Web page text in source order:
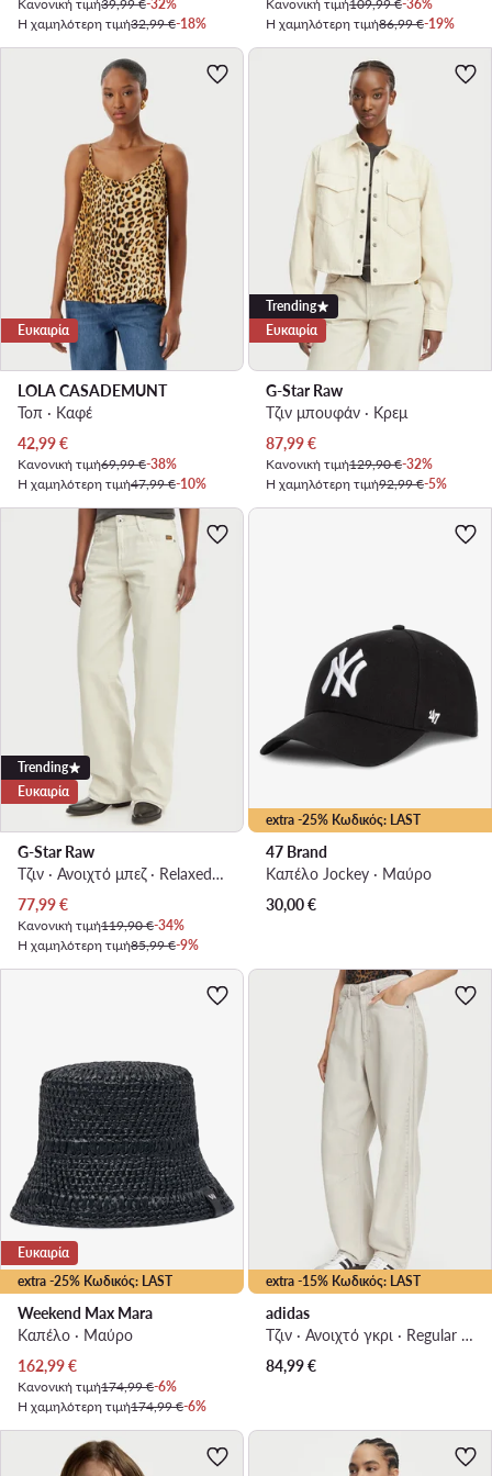
Κανονική τιμή39,99 €-32%
Η χαμηλότερη τιμή32,99 €-18%
Κανονική τιμή109,99 €-36%
Η χαμηλότερη τιμή86,99 €-19%
Ευκαιρία
LOLA CASADEMUNT
Τοπ · Καφέ
Τρέχουσα τιμή
42,99€
Κανονική τιμή69,99 €-38%
Η χαμηλότερη τιμή47,99 €-10%
Trending
Ευκαιρία
G-Star Raw
Τζιν μπουφάν · Κρεμ
Τρέχουσα τιμή
87,99€
Κανονική τιμή129,90 €-32%
Η χαμηλότερη τιμή92,99 €-5%
Trending
Ευκαιρία
G-Star Raw
Τζιν · Ανοιχτό μπεζ · Relaxed Fit
Τρέχουσα τιμή
77,99€
Κανονική τιμή119,90 €-34%
Η χαμηλότερη τιμή85,99 €-9%
extra -25% Κωδικός: LAST
47 Brand
Καπέλο Jockey · Μαύρο
30,00€
extra -25% Κωδικός: LAST
Ευκαιρία
Weekend Max Mara
Καπέλο · Μαύρο
Τρέχουσα τιμή
162,99€
Κανονική τιμή174,99 €-6%
Η χαμηλότερη τιμή174,99 €-6%
extra -15% Κωδικός: LAST
adidas
Τζιν · Ανοιχτό γκρι · Regular Fit
84,99€